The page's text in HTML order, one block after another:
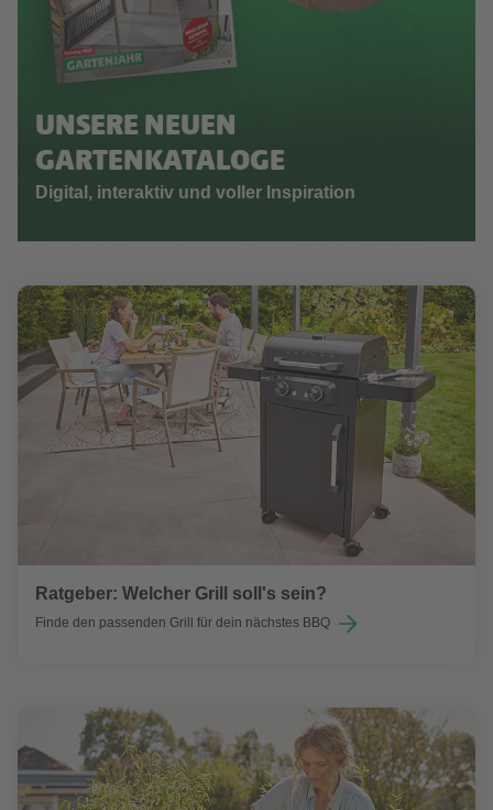
UNSERE NEUEN
GARTENKATALOGE
Digital, interaktiv und voller Inspiration
Ratgeber: Welcher Grill soll's sein?
Finde den passenden Grill für dein nächstes BBQ